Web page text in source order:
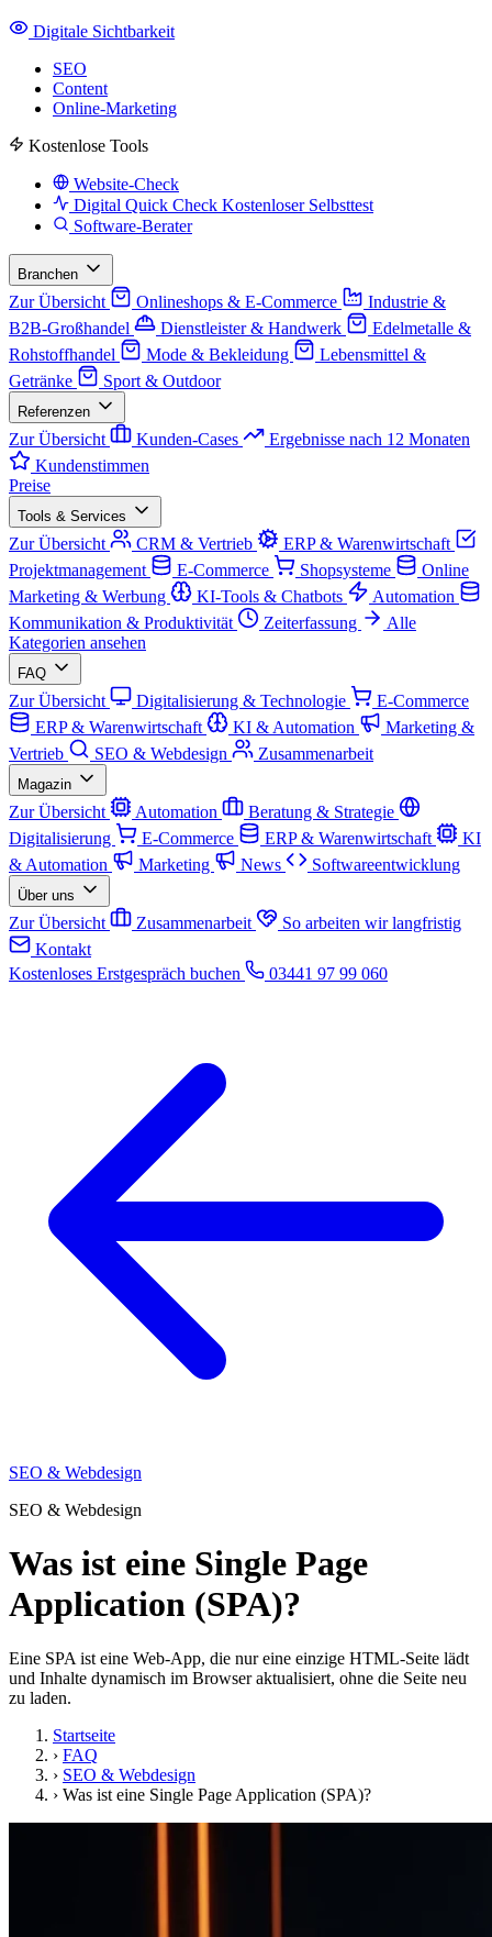
Digitale Sichtbarkeit
SEO
Content
Online-Marketing
Kostenlose Tools
Website-Check
Digital Quick Check Kostenloser Selbsttest
Software-Berater
Branchen
Zur Übersicht Onlineshops & E-Commerce
Industrie &
B2B-Großhandel
Dienstleister & Handwerk
Edelmetalle &
Rohstoffhandel
Mode & Bekleidung
Lebensmittel &
Getränke
Sport & Outdoor
Referenzen
Zur Übersicht Kunden-Cases
Ergebnisse nach 12 Monaten
Kundenstimmen
Preise
Tools & Services
Zur Übersicht CRM & Vertrieb
ERP & Warenwirtschaft
Projektmanagement
E-Commerce Shopsysteme
Online
Marketing & Werbung
KI-Tools & Chatbots
Automation
Kommunikation & Produktivität
Zeiterfassung
Alle
Kategorien ansehen
FAQ
Zur Übersicht Digitalisierung & Technologie
E-Commerce
ERP & Warenwirtschaft
KI & Automation
Marketing &
Vertrieb
SEO & Webdesign Zusammenarbeit
Magazin
Zur Übersicht Automation
Beratung & Strategie
Digitalisierung
E-Commerce ERP & Warenwirtschaft
KI
& Automation
Marketing News Softwareentwicklung
Über uns
Zur Übersicht Zusammenarbeit
So arbeiten wir langfristig
Kontakt
Kostenloses Erstgespräch buchen
03441 97 99 060
SEO & Webdesign
SEO & Webdesign
Was ist eine Single Page
Application (SPA)?
Eine SPA ist eine Web-App, die nur eine einzige HTML-Seite lädt
und Inhalte dynamisch im Browser aktualisiert, ohne die Seite neu
zu laden.
Startseite
› FAQ
› SEO & Webdesign
› Was ist eine Single Page Application (SPA)?